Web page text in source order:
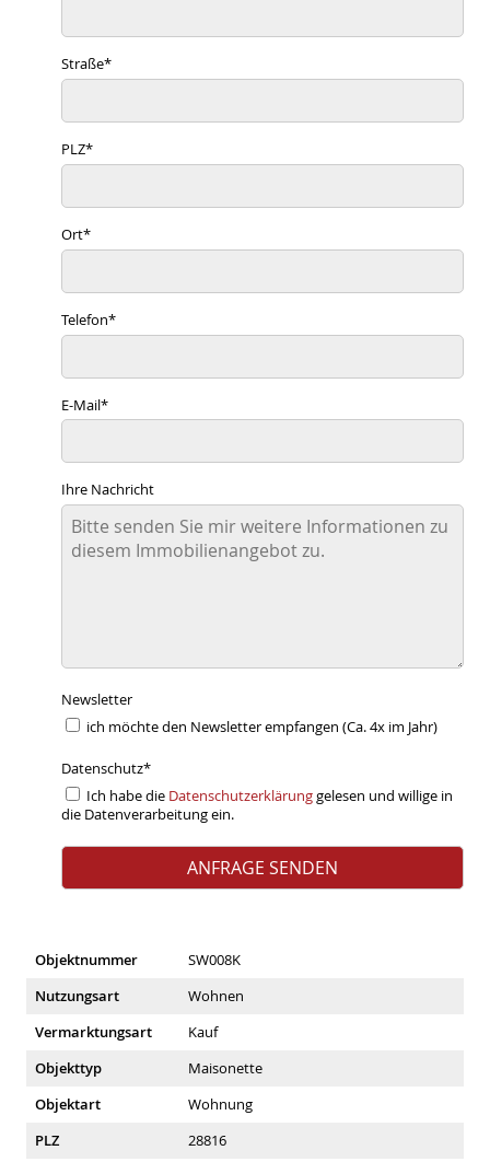
Straße*
PLZ*
Ort*
Telefon*
E-Mail*
Ihre Nachricht
Newsletter
ich möchte den Newsletter empfangen (Ca. 4x im Jahr)
Datenschutz*
Ich habe die Datenschutzerklärunggelesen und willige in
die Datenverarbeitung ein.
Objektnummer
SW008K
Nutzungsart
Wohnen
Vermarktungsart
Kauf
Objekttyp
Maisonette
Objektart
Wohnung
PLZ
28816